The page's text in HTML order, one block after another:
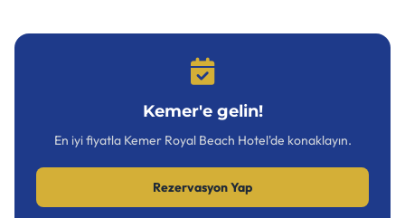
Kemer'e gelin!
En iyi fiyatla Kemer Royal Beach Hotel'de konaklayın.
Rezervasyon Yap